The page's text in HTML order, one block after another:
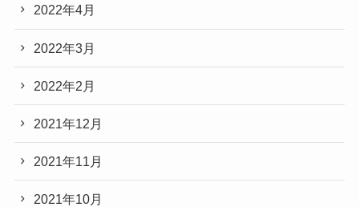
2022年4月
2022年3月
2022年2月
2021年12月
2021年11月
2021年10月